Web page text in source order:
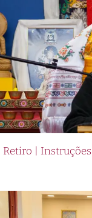
Retiro | Instruções